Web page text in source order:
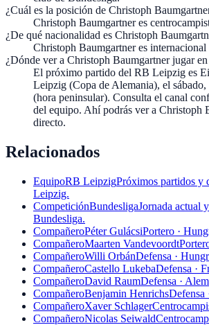
¿Cuál es la posición de Christoph
Christoph Baumgartner es
¿De qué nacionalidad es Christoph
Christoph Baumgartner es
¿Dónde ver a Christoph Baumgartner jugar
El próximo partido del RB Leipzig es
Leipzig (Copa de Alemania), el
(hora peninsular). Consulta el canal
del equipo. Ahí podrás ver a Christoph
directo.
Relacionados
EquipoRB LeipzigPróximos partidos y
Leipzig.
CompeticiónBundesligaJornada actual
Bundesliga.
CompañeroPéter GulácsiPortero ·
CompañeroMaarten Vandevoordt
CompañeroWilli OrbánDefensa ·
CompañeroCastello LukebaDefensa ·
CompañeroDavid RaumDefensa ·
CompañeroBenjamin HenrichsDefensa
CompañeroXaver Schlager
CompañeroNicolas Seiwald